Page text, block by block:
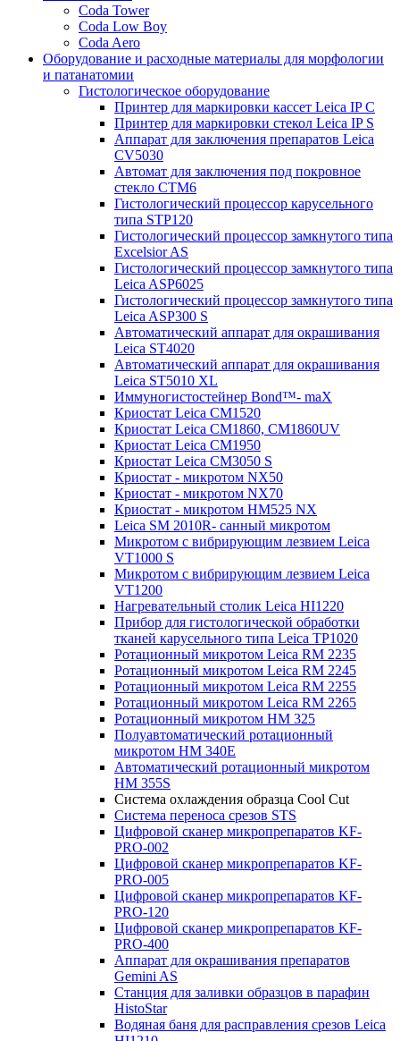
Coda Tower
Coda Low Boy
Coda Aero
Оборудование и расходные материалы для морфологии
и патанатомии
Гистологическое оборудование
Принтер для маркировки кассет Leica IP C
Принтер для маркировки стекол Leica IP S
Аппарат для заключения препаратов Leica
CV5030
Автомат для заключения под покровное
стекло CTM6
Гистологический процессор карусельного
типа STP120
Гистологический процессор замкнутого типа
Excelsior AS
Гистологический процессор замкнутого типа
Leica ASP6025
Гистологический процессор замкнутого типа
Leica ASP300 S
Автоматический аппарат для окрашивания
Leica ST4020
Автоматический аппарат для окрашивания
Leica ST5010 XL
Иммуногистостейнер Bond™- maX
Криостат Leica CM1520
Криостат Leica CM1860, CM1860UV
Криостат Leica CM1950
Криостат Leica CM3050 S
Криостат - микротом NX50
Криостат - микротом NX70
Криостат - микротом HM525 NX
Leica SM 2010R- санный микротом
Микротом с вибрирующим лезвием Leica
VT1000 S
Микротом с вибрирующим лезвием Leica
VT1200
Нагревательный столик Leica HI1220
Прибор для гистологической обработки
тканей карусельного типа Leica TP1020
Ротационный микротом Leica RM 2235
Ротационный микротом Leica RM 2245
Ротационный микротом Leica RM 2255
Ротационный микротом Leica RM 2265
Ротационный микротом HM 325
Полуавтоматический ротационный
микротом HM 340E
Автоматический ротационный микротом
HM 355S
Система охлаждения образца Cool Cut
Система переноса срезов STS
Цифровой сканер микропрепаратов KF-
PRO-002
Цифровой сканер микропрепаратов KF-
PRO-005
Цифровой сканер микропрепаратов KF-
PRO-120
Цифровой сканер микропрепаратов KF-
PRO-400
Аппарат для окрашивания препаратов
Gemini AS
Станция для заливки образцов в парафин
HistoStar
Водяная баня для расправления срезов Leica